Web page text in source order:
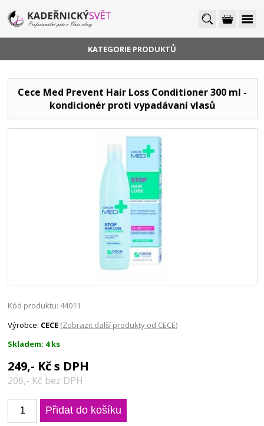
KATEGORIE PRODUKTŮ
Cece Med Prevent Hair Loss Conditioner 300 ml -
kondicionér proti vypadávaní vlasů
Kód produktu: 44011
Výrobce: CECE (Zobrazit další produkty od CECE)
Skladem: 4 ks
249,- Kč s DPH
206,- Kč bez DPH